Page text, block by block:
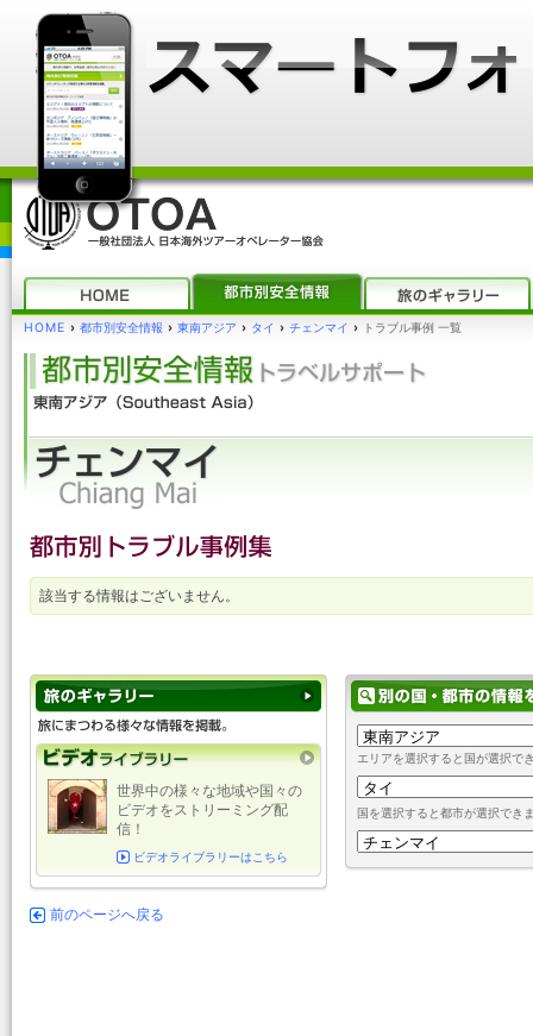
HOME › 都市別安全情報 › 東南アジア › タイ › チェンマイ › トラブル事例 一覧
該当する情報はございません。
エリアを選択すると国が選択で
国を選択すると都市が選択でき
世界中の様々な地域や国々の
ビデオをストリーミング配
信！
ビデオライブラリーはこちら
前のページへ戻る